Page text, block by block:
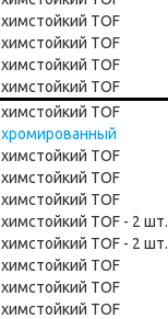
химстойкий TOF
химстойкий TOF
химстойкий TOF
химстойкий TOF
химстойкий TOF
хромированный
химстойкий TOF
химстойкий TOF
химстойкий TOF
химстойкий TOF - 2 шт.
химстойкий TOF - 2 шт.
химстойкий TOF
химстойкий TOF
химстойкий TOF